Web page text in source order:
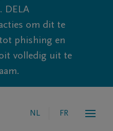
DELA
om dit te
phishing en
volledig uit te
NL FR